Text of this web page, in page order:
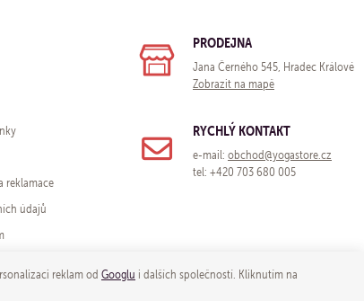
reklamace
údajů
PRODEJNA
Jana Černého 545, Hradec Králové
Zobrazit na mapě
RYCHLÝ KONTAKT
e-mail: obchod@yogastore.cz
tel: +420 703 680 005
reklam od Googlu i dalších společností. Kliknutím na